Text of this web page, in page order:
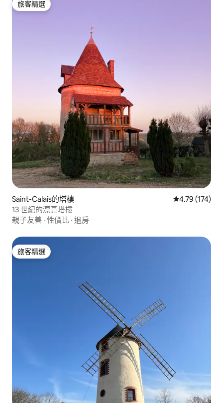
旅客精選
旅客精選
Saint-Calais的塔樓 從 174 則評價
4.79 (174)
13 世紀的漂亮塔樓
親子友善 · 性價比 · 退房
旅客精選
旅客精選